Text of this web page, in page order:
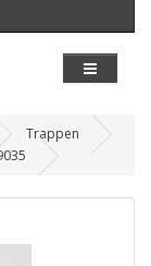
Trappen